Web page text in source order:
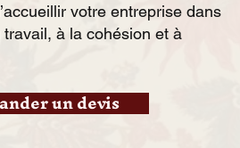
votre entreprise dans
à la cohésion et à
un devis